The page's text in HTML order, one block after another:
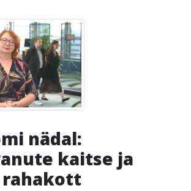
nädal:
kaitse ja
rahakott